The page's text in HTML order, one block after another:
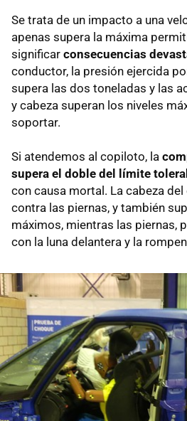
Se trata de un impacto a una
apenas supera la máxima
significar consecuencias
conductor, la presión ejercida
supera las dos toneladas y las
y cabeza superan los niveles
soportar.
Si atendemos al copiloto, la
supera el doble del límite
con causa mortal. La cabeza
contra las piernas, y también
máximos, mientras las piernas,
con la luna delantera y la